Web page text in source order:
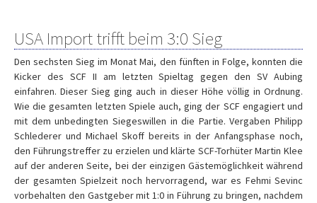
USA Import trifft beim 3:0 Sieg
Den sechsten Sieg im Monat Mai, den fünften in Folge, konnten die
Kicker des SCF II am letzten Spieltag gegen den SV Aubing
einfahren. Dieser Sieg ging auch in dieser Höhe völlig in Ordnung.
Wie die gesamten letzten Spiele auch, ging der SCF engagiert und
mit dem unbedingten Siegeswillen in die Partie. Vergaben Philipp
Schlederer und Michael Skoff bereits in der Anfangsphase noch,
den Führungstreffer zu erzielen und klärte SCF-Torhüter Martin Klee
auf der anderen Seite, bei der einzigen Gästemöglichkeit während
der gesamten Spielzeit noch hervorragend, war es Fehmi Sevinc
vorbehalten den Gastgeber mit 1:0 in Führung zu bringen, nachdem